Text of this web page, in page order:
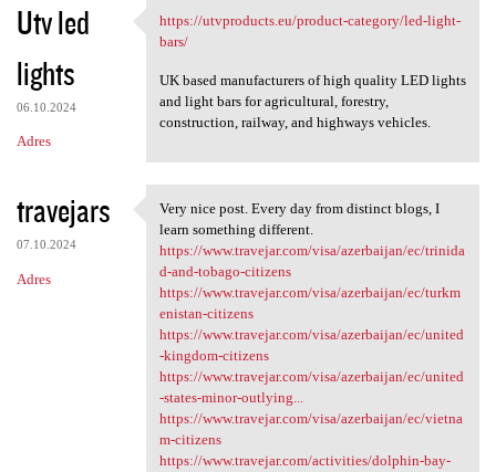
Utv led
lights
06.10.2024
Adres
https://utvproducts.eu
https://utvproducts.eu/product-category/led-light-
bars/
UK based manufacturers of high quality LED lights
and light bars for agricultural, forestry,
construction, railway, and highways vehicles.
travejars
07.10.2024
Adres
Very nice post. Every day
Very nice post. Every day from distinct blogs, I
learn something different.
https://www.travejar.com/visa/azerbaijan/ec/trinida
d-and-tobago-citizens
https://www.travejar.com/visa/azerbaijan/ec/turkm
enistan-citizens
https://www.travejar.com/visa/azerbaijan/ec/united
-kingdom-citizens
https://www.travejar.com/visa/azerbaijan/ec/united
-states-minor-outlying...
https://www.travejar.com/visa/azerbaijan/ec/vietna
m-citizens
https://www.travejar.com/activities/dolphin-bay-